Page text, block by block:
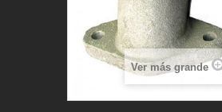
Ver más grande